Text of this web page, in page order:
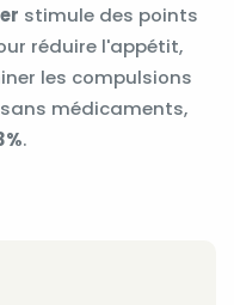
stimule des points
réduire l'appétit,
les compulsions
médicaments,
.